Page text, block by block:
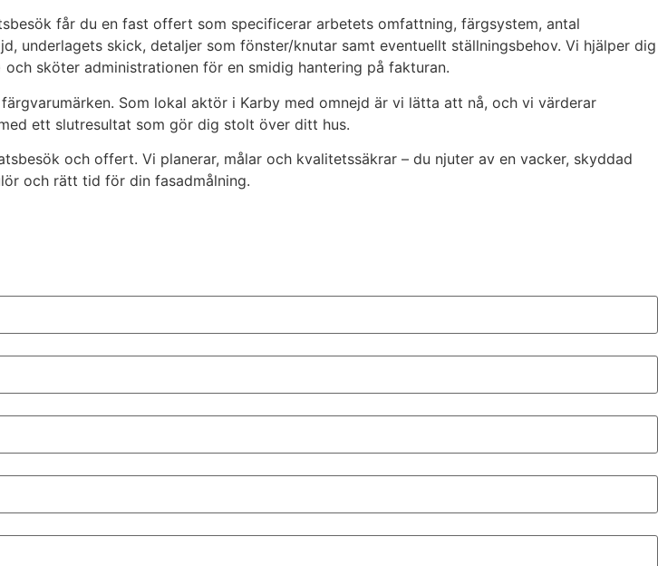
får du en fast offert som specificerar arbetets omfattning, färgsystem, antal
underlagets skick, detaljer som fönster/knutar samt eventuellt ställningsbehov. Vi hjälper dig
sköter administrationen för en smidig hantering på fakturan.
Som lokal aktör i Karby med omnejd är vi lätta att nå, och vi värderar
ett slutresultat som gör dig stolt över ditt hus.
och offert. Vi planerar, målar och kvalitetssäkrar – du njuter av en vacker, skyddad
och rätt tid för din fasadmålning.